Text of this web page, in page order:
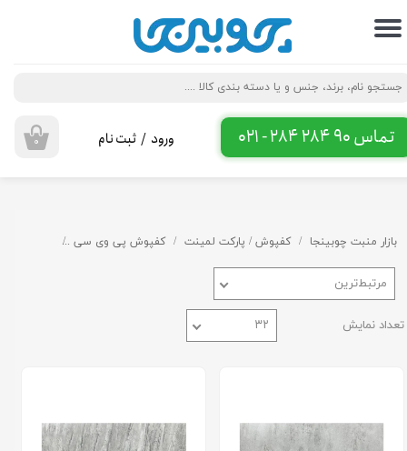
تماس 90 284 284 - 021 ۰ ورود / ثبت نام
حساب کاربری من
تغییر گذر واژه
سفارشات
خروج از حساب کاربری
بازار منبت چوبینجا کفپوش / پارکت لمینت کفپوش پی وی سی
مرتبط‌ترین
تعداد نمایش ۳۲